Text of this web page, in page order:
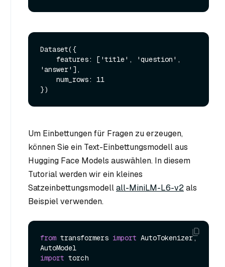
Dataset({
'answer'],
Um Einbettungen für Fragen zu erzeugen,
können Sie ein Text-Einbettungsmodell aus
Hugging Face Models auswählen. In diesem
Tutorial werden wir ein kleines
Satzeinbettungsmodellall-MiniLM-L6-v2als
Beispiel verwenden.
from transformers import AutoTokenizer,
import torch